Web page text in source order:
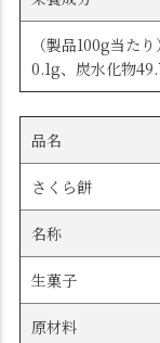
（製品100g当た
0.1g、炭水化物
品名
さくら餅
名称
生菓子
原材料